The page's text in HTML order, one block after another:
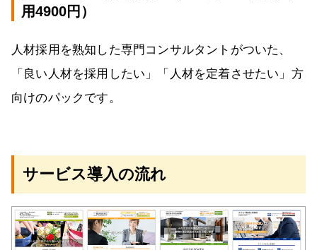
用4900円）
人材採用を熟知した専門コンサルタントがついた、
「良い人材を採用したい」「人材を定着させたい」方
向けのパックです。
サービス導入の流れ